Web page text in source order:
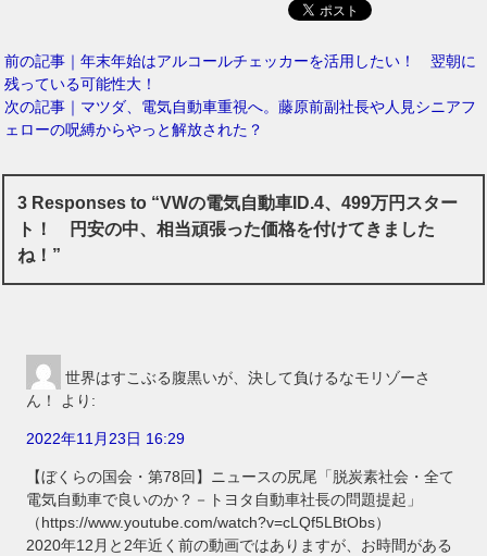
前の記事｜年末年始はアルコールチェッカーを活用したい！ 翌朝に
残っている可能性大！
次の記事｜マツダ、電気自動車重視へ。藤原前副社長や人見シニアフ
ェローの呪縛からやっと解放された？
3 Responses to “VWの電気自動車ID.4、499万円スター
ト！ 円安の中、相当頑張った価格を付けてきました
ね！”
世界はすこぶる腹黒いが、決して負けるなモリゾーさ
ん！
より:
2022年11月23日 16:29
【ぼくらの国会・第78回】ニュースの尻尾「脱炭素社会・全て
電気自動車で良いのか？－トヨタ自動車社長の問題提起」
（https://www.youtube.com/watch?v=cLQf5LBtObs）
2020年12月と2年近く前の動画ではありますが、お時間がある